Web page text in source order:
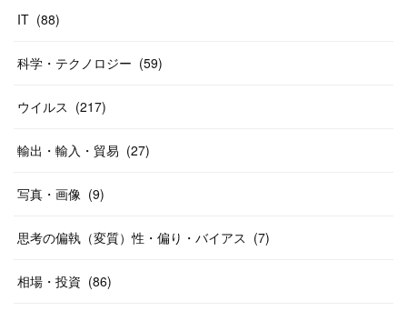
IT (88)
科学・テクノロジー (59)
ウイルス (217)
輸出・輸入・貿易 (27)
写真・画像 (9)
思考の偏執（変質）性・偏り・バイアス (7)
相場・投資 (86)